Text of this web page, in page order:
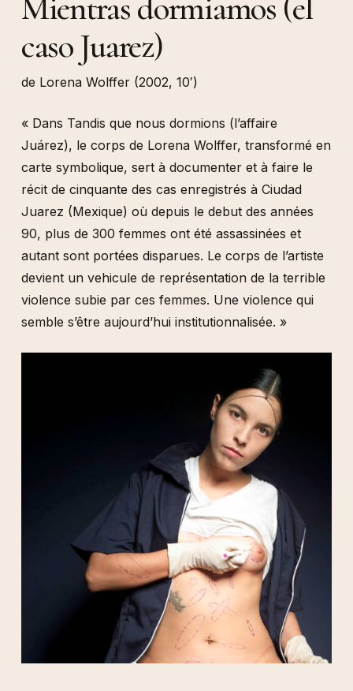
caso Juarez)
de Lorena Wolffer (2002, 10′)
« Dans Tandis que nous dormions (l’affaire
Juárez), le corps de Lorena Wolffer, transformé en
carte symbolique, sert à documenter et à faire le
récit de cinquante des cas enregistrés à Ciudad
Juarez (Mexique) où depuis le debut des années
90, plus de 300 femmes ont été assassinées et
autant sont portées disparues. Le corps de l’artiste
devient un vehicule de représentation de la terrible
violence subie par ces femmes. Une violence qui
semble s’être aujourd’hui institutionnalisée. »